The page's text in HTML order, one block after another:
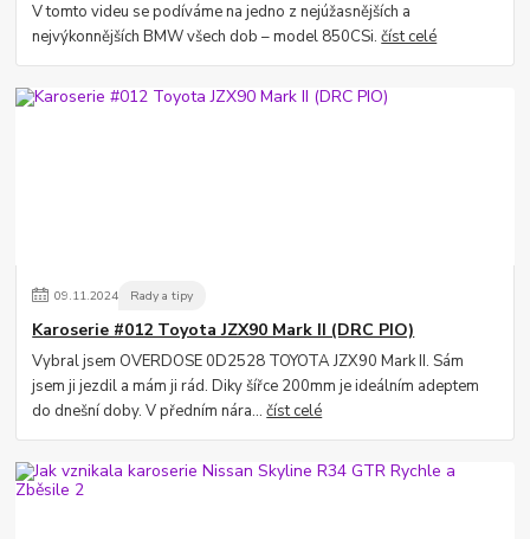
V tomto videu se podíváme na jedno z nejúžasnějších a
nejvýkonnějších BMW všech dob – model 850CSi.číst celé
09.11.2024 Rady a tipy
Karoserie #012 Toyota JZX90 Mark II (DRC PIO)
Vybral jsem OVERDOSE 0D2528 TOYOTA JZX90 Mark II. Sám
jsem ji jezdil a mám ji rád. Diky šířce 200mm je ideálním adeptem
do dnešní doby. V předním nára...číst celé